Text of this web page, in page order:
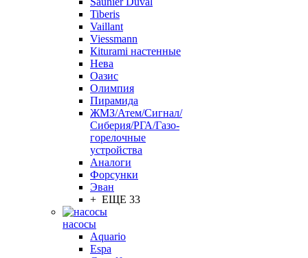
Tiberis
Vaillant
Viessmann
Кiturami настенные
Нева
Оазис
Олимпия
Пирамида
ЖМЗ/Атем/Сигнал/
Сиберия/РГА/Газо-
горелочные
устройства
Aналоги
Форсунки
Эван
+ ЕЩЕ 33
насосы
Aquario
Espa